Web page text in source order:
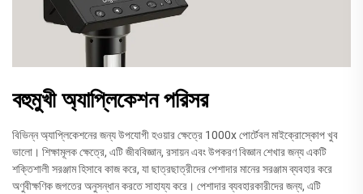
বহুমুখী অ্যাপ্লিকেশন পরিসর
বিভিন্ন অ্যাপ্লিকেশনের জন্য উপযোগী হওয়ার ক্ষেত্রে 1000x পোর্টেবল মাইক্রোস্কোপ খুব
ভালো। শিক্ষামূলক ক্ষেত্রে, এটি জীববিজ্ঞান, রসায়ন এবং উপকরণ বিজ্ঞান শেখার জন্য একটি
শক্তিশালী সরঞ্জাম হিসাবে কাজ করে, যা ছাত্রছাত্রীদের পেশাদার মানের সরঞ্জাম ব্যবহার করে
অণুবীক্ষণিক জগতের অনুসন্ধান করতে সাহায্য করে। পেশাদার ব্যবহারকারীদের জন্য, এটি